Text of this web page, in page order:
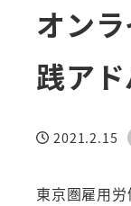
オン
践ア
投稿日
2021.2.15
東京圏雇用